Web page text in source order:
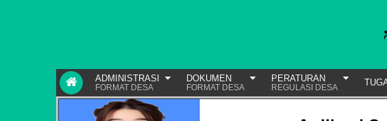
ADMINISTRASI
FORMAT DESA
DOKUMEN
FORMAT DESA
PERATURAN
REGULASI DESA